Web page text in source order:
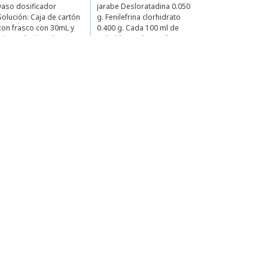
dosificador
Caja de cartón
frasco con 30mL y
pipeta dosificadora
jarabe Desloratadina 0.050
g. Fenilefrina clorhidrato
0.400 g. Cada 100 ml de
solución Desloratadina